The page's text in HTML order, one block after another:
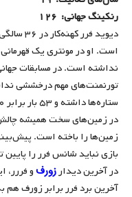
رنکینگ جهانی: ۱۲۶
دیوید
است. او در مونتری یک
نداشته است. در مسابقات
تورنمنت‌های مهم درخششی
در زمین‌های سخت همیشه چالش
زمین‌ها را باخته است.
بازی نباید شانس فرر را پایین
در آخرین دیدارزورفو
آخرین برد فرر برابر زورف هم به سال ۲۰۱۶ در اوپن